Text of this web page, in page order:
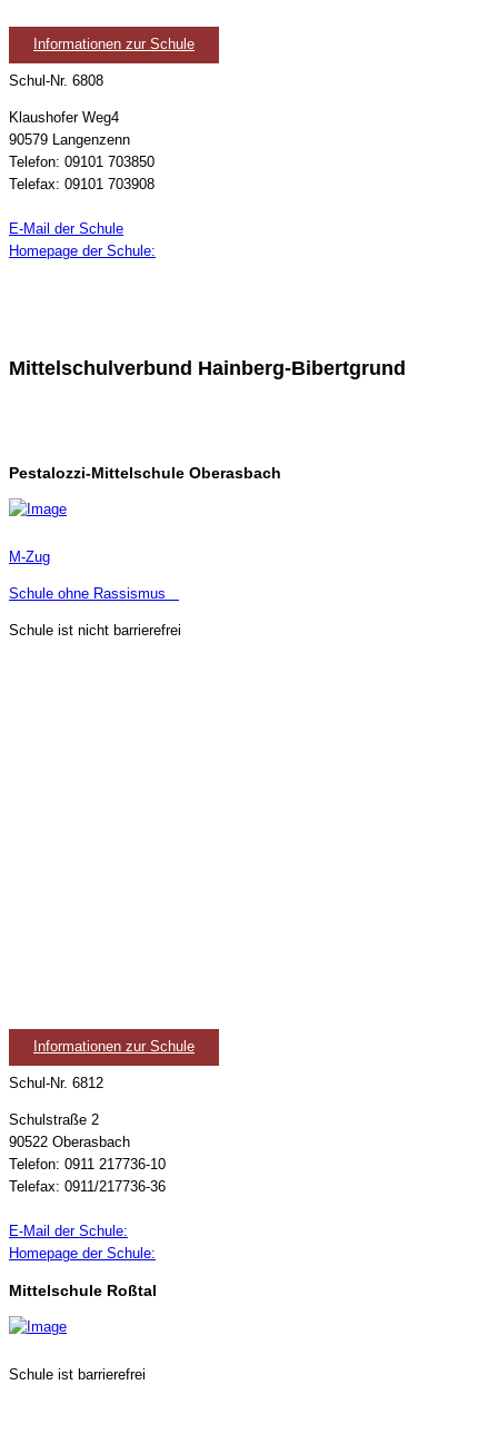
Informationen zur Schule
Schul-Nr. 6808
Klaushofer Weg4
90579 Langenzenn
Telefon: 09101 703850
Telefax: 09101 703908
E-Mail der Schule
Homepage der Schule:
Mittelschulverbund Hainberg-Bibertgrund
Pestalozzi-Mittelschule Oberasbach
M-Zug
Schule ohne Rassismus
Schule ist nicht barrierefrei
Informationen zur Schule
Schul-Nr. 6812
Schulstraße 2
90522 Oberasbach
Telefon: 0911 217736-10
Telefax: 0911/217736-36
E-Mail der Schule:
Homepage der Schule:
Mittelschule Roßtal
Schule ist barrierefrei